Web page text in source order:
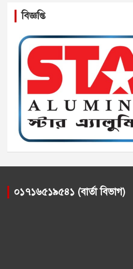
বিজ্ঞপ্তি
০১৭১৬৫১৯৫৪১ (বার্তা বিভাগ)